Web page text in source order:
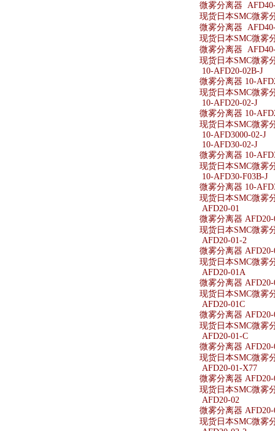
微雾分离器
现货日本SMC微雾
微雾分离器
现货日本SMC微雾
微雾分离器
现货日本SMC微雾
10-AFD20-02B-J
微雾分离器 10-
现货日本SMC微雾
10-AFD20-02-J
微雾分离器 10-
现货日本SMC微雾
10-AFD3000-02-J
10-AFD30-02-J
微雾分离器 10-
现货日本SMC微雾
10-AFD30-F03B-J
微雾分离器 10-
现货日本SMC微雾
AFD20-01
微雾分离器 AFD20-
现货日本SMC微雾
AFD20-01-2
微雾分离器 AFD20-
现货日本SMC微雾
AFD20-01A
微雾分离器
现货日本SMC微雾
AFD20-01C
微雾分离器 AFD20-
现货日本SMC微雾
AFD20-01-C
微雾分离器 AFD20-
现货日本SMC微雾
AFD20-01-X77
微雾分离器 AFD20-
现货日本SMC微雾
AFD20-02
微雾分离器 AFD20-
现货日本SMC微雾